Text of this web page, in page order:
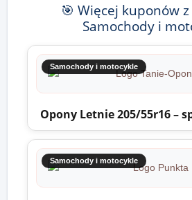
🎯 Więcej kuponów
Samochody i
Samochody i motocykle
Opony Letnie 205/55r16 –
Samochody i motocykle